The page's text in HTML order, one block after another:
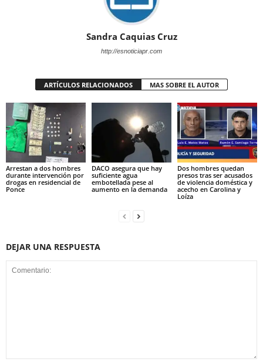
Sandra Caquias Cruz
http://esnoticiapr.com
ARTÍCULOS RELACIONADOS MAS SOBRE EL AUTOR
Arrestan a dos hombres
durante intervención por
drogas en residencial de
Ponce
DACO asegura que hay
suficiente agua
embotellada pese al
aumento en la demanda
Dos hombres quedan
presos tras ser acusados
de violencia doméstica y
acecho en Carolina y
Loíza
DEJAR UNA RESPUESTA